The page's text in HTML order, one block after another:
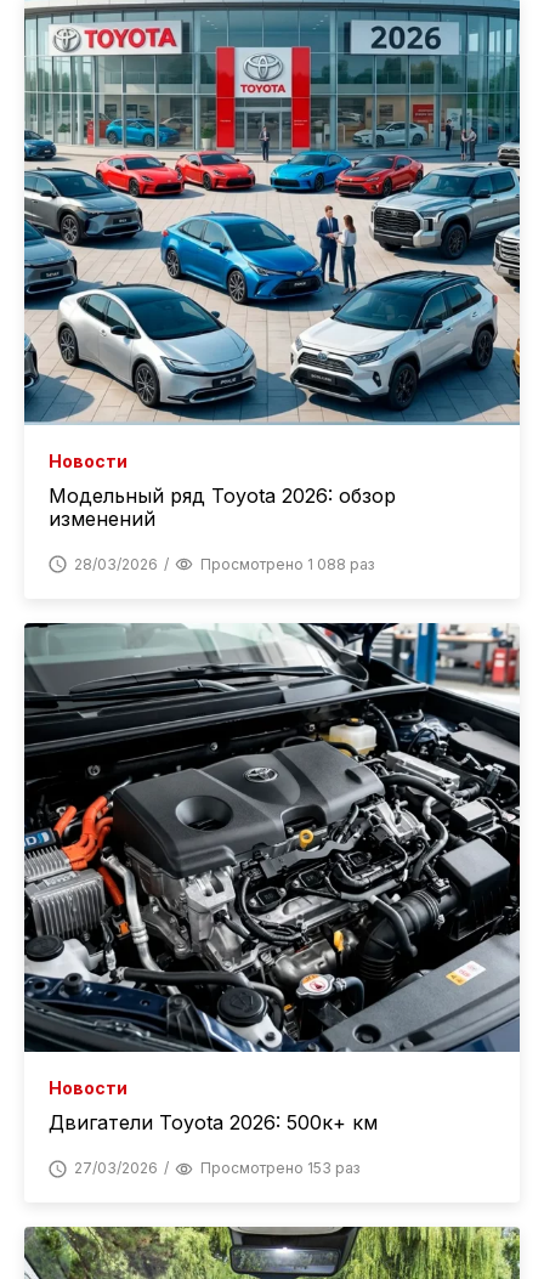
Новости
Модельный ряд Toyota 2026: обзор
изменений
28/03/2026 Просмотрено 1 088 раз
Новости
Двигатели Toyota 2026: 500к+ км
27/03/2026 Просмотрено 153 раз